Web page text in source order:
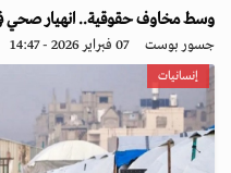
وسط مخاوف حقوقية.. انهيار صحي
جسور بوست 07 فبراير 2026 - 14:47
إنسانيات